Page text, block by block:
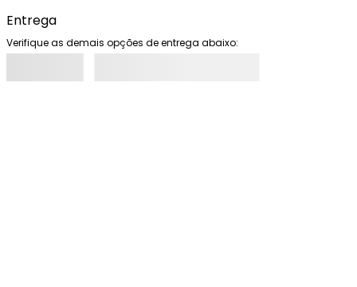
Entrega
Verifique as demais opções de entrega abaixo: